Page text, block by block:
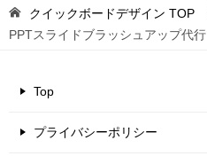
クイックボードデザイン TOP
PPTスライドブラッシュアップ代行
Top
プライバシーポリシー